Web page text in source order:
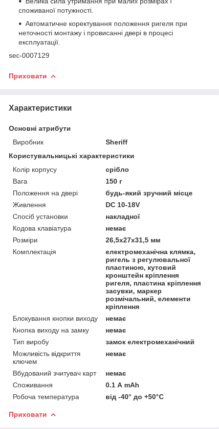
споживаної потужності.
Автоматичне коректування положення ригеля при
неточності монтажу і провисанні двері в процесі
експлуатації.
sec-0007129
Приховати
Характеристики
Основні атрибути
Виробник
Sheriff
Користувальницькі характеристики
Колір корпусу
срібло
Вага
150 г
Положення на двері
будь-який зручний місце
Живлення
DC 10-18V
Спосіб установки
накладної
Кодова клавіатура
немає
Розміри
26,5х27х31,5 мм
Комплектація
електромеханічна клямка,
ригель з регулювальної
пластиною, кутовий
кронштейн кріплення
ригеля, пластина кріплення
засувки, маркер
розмічальний, елементи
кріплення
Блокування кнопки виходу
немає
Кнопка виходу на замку
немає
Тип виробу
замок електромеханічний
Можливість відкриття
ключем
немає
Вбудований зчитувач карт
немає
Споживання
0.1 А mAh
Робоча температура
від -40° до +50°С
Приховати